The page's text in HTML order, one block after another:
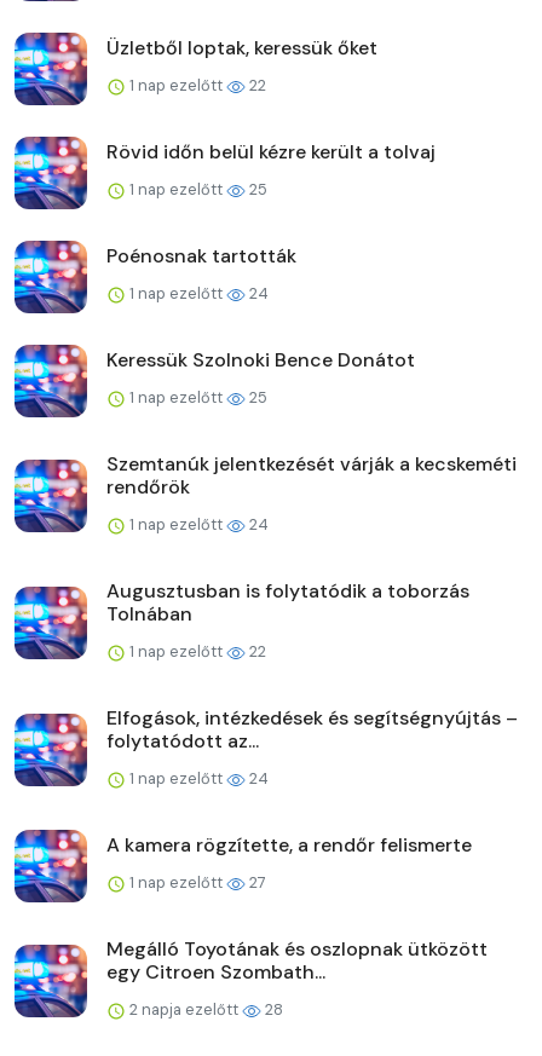
Üzletből loptak, keressük őket
1 nap ezelőtt 22
Rövid időn belül kézre került a tolvaj
1 nap ezelőtt 25
Poénosnak tartották
1 nap ezelőtt 24
Keressük Szolnoki Bence Donátot
1 nap ezelőtt 25
Szemtanúk jelentkezését várják a kecskeméti
rendőrök
1 nap ezelőtt 24
Augusztusban is folytatódik a toborzás
Tolnában
1 nap ezelőtt 22
Elfogások, intézkedések és segítségnyújtás –
folytatódott az...
1 nap ezelőtt 24
A kamera rögzítette, a rendőr felismerte
1 nap ezelőtt 27
Megálló Toyotának és oszlopnak ütközött
egy Citroen Szombath...
2 napja ezelőtt 28